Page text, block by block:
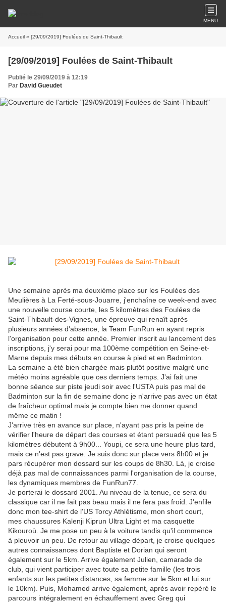
MENU
Accueil » [29/09/2019] Foulées de Saint-Thibault
[29/09/2019] Foulées de Saint-Thibault
Publié le 29/09/2019 à 12:19
Par David Gueudet
Une semaine après ma deuxième place sur les Foulées des
Meulières à La Ferté-sous-Jouarre, j'enchaîne ce week-end avec
une nouvelle course courte, les 5 kilomètres des Foulées de
Saint-Thibault-des-Vignes, une épreuve qui renaît après
plusieurs années d'absence, la Team FunRun en ayant repris
l'organisation pour cette année. Premier inscrit au lancement des
inscriptions, j'y serai pour ma 100ème compétition en Seine-et-
Marne depuis mes débuts en course à pied et en Badminton.
La semaine a été bien chargée mais plutôt positive malgré une
météo moins agréable que ces derniers temps. J'ai fait une
bonne séance sur piste jeudi soir avec l'USTA puis pas mal de
Badminton sur la fin de semaine donc je n'arrive pas avec un état
de fraîcheur optimal mais je compte bien me donner quand
même ce matin !
J'arrive très en avance sur place, n'ayant pas pris la peine de
vérifier l'heure de départ des courses et étant persuadé que les 5
kilomètres débutent à 9h00... Youpi, ce sera une heure plus tard,
mais ce n'est pas grave. Je suis donc sur place vers 8h00 et je
pars récupérer mon dossard sur les coups de 8h30. Là, je croise
déjà pas mal de connaissances parmi l'organisation de la course,
les dynamiques membres de FunRun77.
Je porterai le dossard 2001. Au niveau de la tenue, ce sera du
classique car il ne fait pas beau mais il ne fera pas froid. J'enfile
donc mon tee-shirt de l'US Torcy Athlétisme, mon short court,
mes chaussures Kalenji Kiprun Ultra Light et ma casquette
Kikouroù. Je me pose un peu à la voiture tandis qu'il commence
à pleuvoir un peu. De retour au village départ, je croise quelques
autres connaissances dont Baptiste et Dorian qui seront
également sur le 5km. Arrive également Julien, camarade de
club, qui vient participer avec toute sa petite famille (les trois
enfants sur les petites distances, sa femme sur le 5km et lui sur
le 10km). Puis, Mohamed arrive également, après avoir repéré le
parcours intégralement en échauffement avec Greg qui